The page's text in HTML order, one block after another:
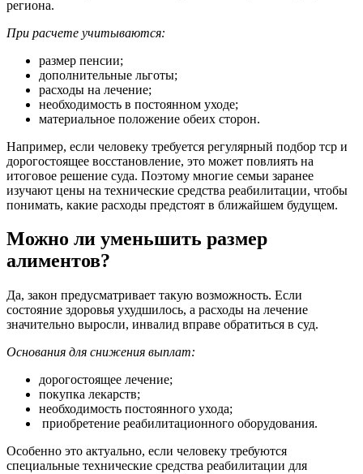
региона.
При расчете учитываются:
размер пенсии;
дополнительные льготы;
расходы на лечение;
необходимость в постоянном уходе;
материальное положение обеих сторон.
Например, если человеку требуется регулярный подбор тср и
дорогостоящее восстановление, это может повлиять на
итоговое решение суда. Поэтому многие семьи заранее
изучают цены на технические средства реабилитации, чтобы
понимать, какие расходы предстоят в ближайшем будущем.
Можно ли уменьшить размер
алиментов?
Да, закон предусматривает такую возможность. Если
состояние здоровья ухудшилось, а расходы на лечение
значительно выросли, инвалид вправе обратиться в суд.
Основания для снижения выплат:
дорогостоящее лечение;
покупка лекарств;
необходимость постоянного ухода;
приобретение реабилитационного оборудования.
Особенно это актуально, если человеку требуются
специальные технические средства реабилитации для